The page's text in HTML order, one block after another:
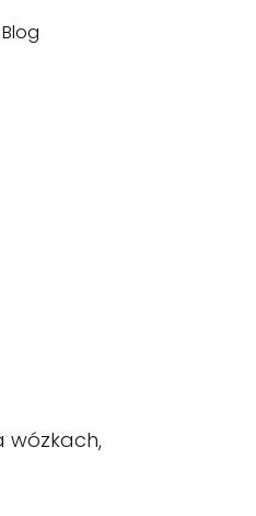
Blog
wózkach,